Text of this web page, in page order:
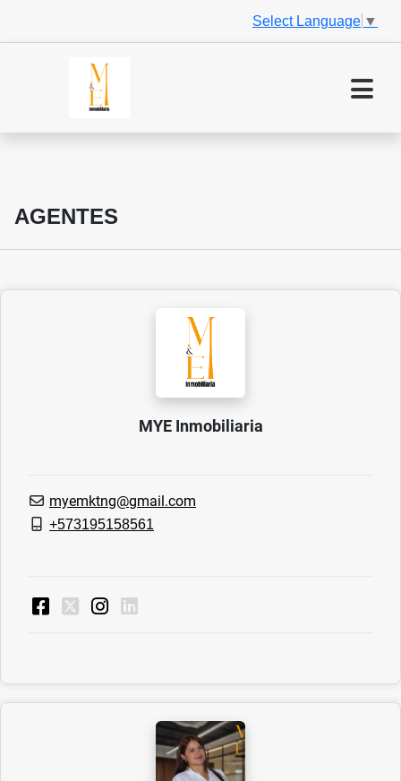
Select Language ▼
AGENTES
MYE Inmobiliaria
myemktng@gmail.com
+573195158561